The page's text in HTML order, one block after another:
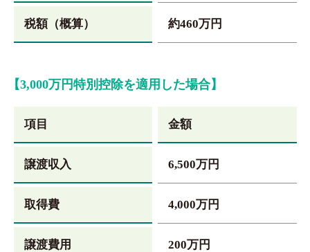
税額（概算） 約460万円
【3,000万円特別控除を適用した場合】
項目 金額
譲渡収入 6,500万円
取得費 4,000万円
譲渡費用 200万円